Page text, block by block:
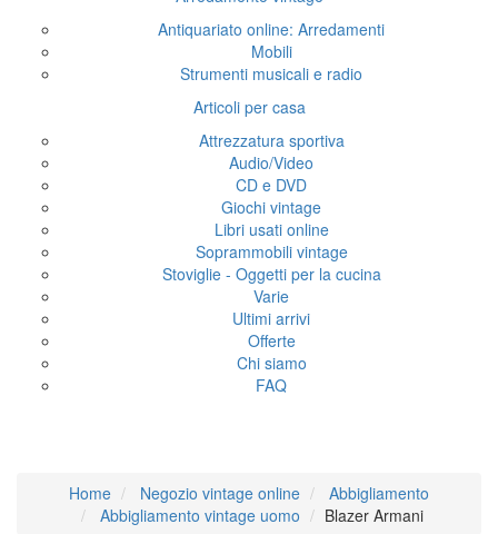
Antiquariato online: Arredamenti
Mobili
Strumenti musicali e radio
Articoli per casa
Attrezzatura sportiva
Audio/Video
CD e DVD
Giochi vintage
Libri usati online
Soprammobili vintage
Stoviglie - Oggetti per la cucina
Varie
Ultimi arrivi
Offerte
Chi siamo
FAQ
Home Negozio vintage online
Abbigliamento
Abbigliamento vintage uomo
Blazer Armani